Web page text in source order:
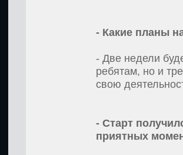
- Какие планы
- Две недели
ребятам, но и
свою
- Старт
приятных